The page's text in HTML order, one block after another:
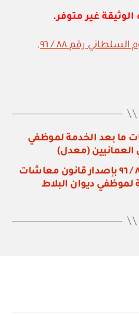
غير متوفر.
رقم ٨٨ / ٩٦ .
ما بعد الخدمة لموظفي
العمانيين (معدل)
مرسوم سلطاني رقم ٨٦ / ٩٦ بإصدار قانون معاشات
لموظفي ديوان البلاط